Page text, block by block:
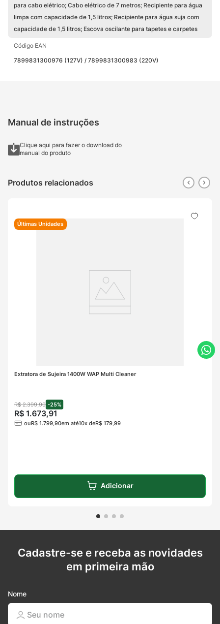
para cabo elétrico; Cabo elétrico de 7 metros; Recipiente para água
limpa com capacidade de 1,5 litros; Recipiente para água suja com
capacidade de 1,5 litros; Escova oscilante para tapetes e carpetes
Código EAN
7899831300976 (127V) / 7899831300983 (220V)
Manual de instruções
Clique aqui para fazer o download do
manual do produto
Produtos relacionados
Últimas Unidades
Extratora de Sujeira 1400W WAP Multi Cleaner
R$ 2.399,90 -25%
R$ 1.673,91
ouR$ 1.799 90em até10x deR$ 179 99
Adicionar
Cadastre-se e receba as novidades
em primeira mão
Nome